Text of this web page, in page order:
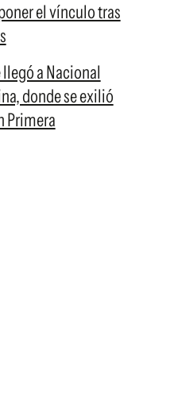
el vínculo tras
a Nacional
donde se exilió
Primera